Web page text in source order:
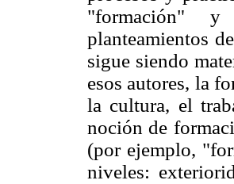
"formación" y
planteamientos
sigue siendo
esos autores, la
la cultura, el
noción de
(por ejemplo,
niveles: